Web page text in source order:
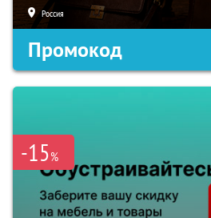
Россия
Промокод
-15%